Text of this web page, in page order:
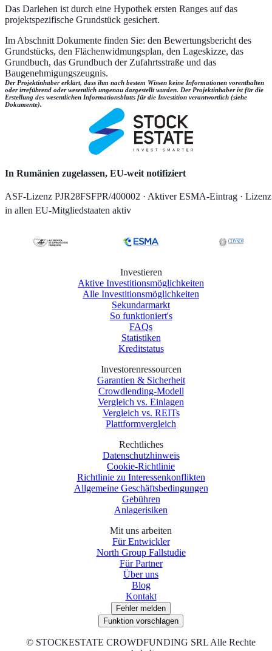
Das Darlehen ist durch eine Hypothek ersten Ranges auf das
projektspezifische Grundstück gesichert.
Im Abschnitt Dokumente finden Sie: den Bewertungsbericht des
Grundstücks, den Flächenwidmungsplan, den Lageskizze, das
Grundbuch, das Grundbuch der Zufahrtsstraße und das
Baugenehmigungszeugnis.
Der Projektinhaber erklärt, dass ihm nach bestem Wissen keine Informationen vorenthalten
oder irreführend oder wesentlich ungenau dargestellt wurden. Der Projektinhaber ist für die
Erstellung des wesentlichen Informationsblatts für die Investition verantwortlich (siehe
Dokumente).
In Rumänien zugelassen, EU-weit notifiziert
ASF-Lizenz PJR28FSFPR/400002 · Aktiver ESMA-Eintrag · Lizenz
in allen EU-Mitgliedstaaten aktiv
Investieren
Aktive Investitionsmöglichkeiten
Alle Investitionsmöglichkeiten
Sekundarmarkt
So funktioniert's
FAQs
Statistiken
Kreditstatus
Investorenressourcen
Garantien & Sicherheit
Crowdlending-Modell
Vergleich vs. Einlagen
Vergleich vs. REITs
Plattformvergleich
Rechtliches
Datenschutzhinweis
Cookie-Richtlinie
Richtlinie zu Interessenkonflikten
Allgemeine Geschäftsbedingungen
Gebühren
Anlagerisiken
Mit uns arbeiten
Für Entwickler
North Group Fallstudie
Für Partner
Über uns
Blog
Kontakt
Fehler melden
Funktion vorschlagen
© STOCKESTATE CROWDFUNDING SRL Alle Rechte